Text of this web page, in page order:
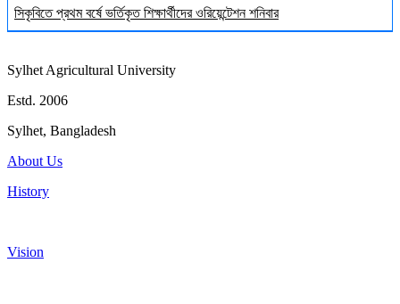
সিকৃবিতে প্রথম বর্ষে ভর্তিকৃত শিক্ষার্থীদের ওরিয়েন্টেশন শনিবার
Sylhet Agricultural University
Estd. 2006
Sylhet, Bangladesh
About Us
History
Vision